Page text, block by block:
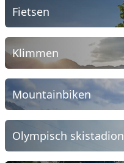
Fietsen
Klimmen
Mountainbiken
Olympisch skistadion